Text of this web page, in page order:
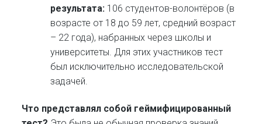
результата: 106 студентов-волонтёров (в
возрасте от 18 до 59 лет, средний возраст
– 22 года), набранных через школы и
университеты. Для этих участников тест
был исключительно исследовательской
задачей.
Что представлял собой геймифицированный